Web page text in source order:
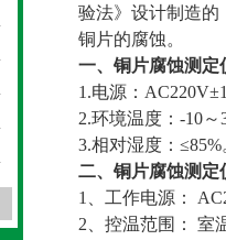
验法》设计制造的
铜片的腐蚀。
一、铜片腐蚀测定
1.电源：
2.环境温度：-10
3.相对湿度：≤85%
二、铜片腐蚀测定
1、工作电源：
2、控温范围： 室